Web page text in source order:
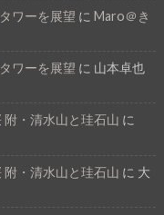
ワーを展望 に Maro＠き
ワーを展望 に 山本卓也
・清水山と珪石山 に
・清水山と珪石山 に 大